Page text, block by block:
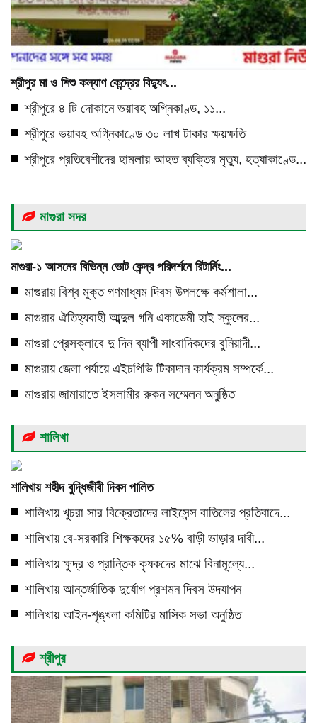
শ্রীপুর মা ও শিশু কল্যাণ কেন্দ্রের বিদ্যুৎ...
শ্রীপুরে ৪ টি দোকানে ভয়াবহ অগ্নিকাণ্ড, ১১...
শ্রীপুরে ভয়াবহ অগ্নিকাণ্ডে ৩০ লাখ টাকার ক্ষয়ক্ষতি
শ্রীপুরে প্রতিবেশীদের হামলায় আহত ব্যক্তির মৃত্যু, হত্যাকাণ্ডে...
মাগুরা সদর
মাগুরা-১ আসনের বিভিন্ন ভোট কেন্দ্র পরিদর্শনে রিটার্নিং...
মাগুরায় বিশ্ব মুক্ত গণমাধ্যম দিবস উপলক্ষে কর্মশালা...
মাগুরার ঐতিহ্যবাহী আব্দুল গনি একাডেমী হাই স্কুলের...
মাগুরা প্রেসক্লাবে দু দিন ব্যাপী সাংবাদিকদের বুনিয়াদী...
মাগুরায় জেলা পর্যায়ে এইচপিভি টিকাদান কার্যক্রম সম্পর্কে...
মাগুরায় জামায়াতে ইসলামীর রুকন সম্মেলন অনুষ্ঠিত
শালিখা
শালিখায় শহীদ বুদ্ধিজীবী দিবস পালিত
শালিখায় খুচরা সার বিক্রেতাদের লাইসেন্স বাতিলের প্রতিবাদে...
শালিখায় বে-সরকারি শিক্ষকদের ১৫% বাড়ী ভাড়ার দাবী...
শালিখায় ক্ষুদ্র ও প্রান্তিক কৃষকদের মাঝে বিনামূল্যে...
শালিখায় আন্তর্জাতিক দুর্যোগ প্রশমন দিবস উদযাপন
শালিখায় আইন-শৃঙ্খলা কমিটির মাসিক সভা অনুষ্ঠিত
শ্রীপুর